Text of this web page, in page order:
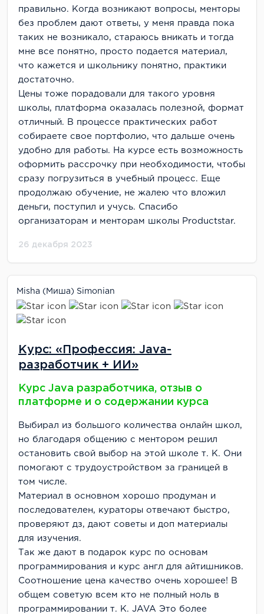
правильно. Когда возникают вопросы, менторы
без проблем дают ответы, у меня правда пока
таких не возникало, стараюсь вникать и тогда
мне все понятно, просто подается материал,
что кажется и школьнику понятно, практики
достаточно.
Цены тоже порадовали для такого уровня
школы, платформа оказалась полезной, формат
отличный. В процессе практических работ
собираете свое портфолио, что дальше очень
удобно для работы. На курсе есть возможность
оформить рассрочку при необходимости, чтобы
сразу погрузиться в учебный процесс. Еще
продолжаю обучение, не жалею что вложил
деньги, поступил и учусь. Спасибо
организаторам и менторам школы Productstar.
26 декабря 2023
Misha (Миша) Simonian
Курс: «Профессия: Java-
разработчик + ИИ»
Курс Java разработчика, отзыв о
платформе и о содержании курса
Выбирал из большого количества онлайн школ,
но благодаря общению с ментором решил
остановить свой выбор на этой школе т. К. Они
помогают с трудоустройством за границей в
том числе.
Материал в основном хорошо продуман и
последователен, кураторы отвечают быстро,
проверяют дз, дают советы и доп материалы
для изучения.
Так же дают в подарок курс по основам
программирования и курс англ для айтишников.
Соотношение цена качество очень хорошее! В
общем советую всем кто не полный ноль в
программировании т. К. JAVA Это более